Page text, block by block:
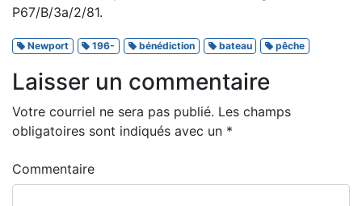
P67/B/3a/2/81.
Newport 196- bénédiction bateau pêche
Laisser un commentaire
Votre courriel ne sera pas publié. Les champs
obligatoires sont indiqués avec un *
Commentaire